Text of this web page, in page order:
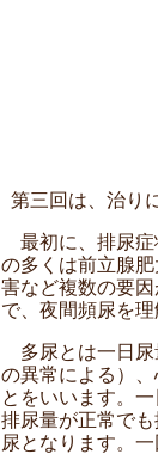
第三回は、治り
最初に、排尿症
の多くは前立腺
害など複数の要
で、夜間頻尿を
多尿とは一日尿
の異常による）
とをいいます。
排尿量が正常で
尿となります。